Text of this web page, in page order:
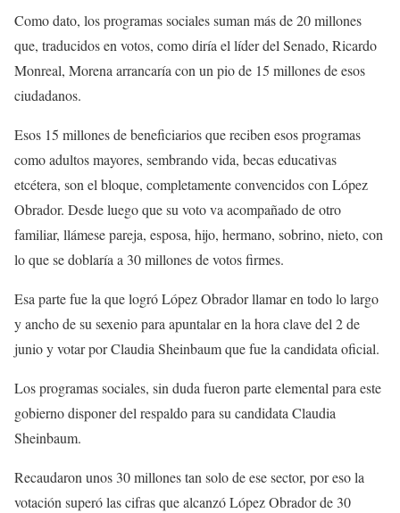
Como dato, los programas sociales suman más de 20 millones
que, traducidos en votos, como diría el líder del Senado, Ricardo
Monreal, Morena arrancaría con un pio de 15 millones de esos
ciudadanos.
Esos 15 millones de beneficiarios que reciben esos programas
como adultos mayores, sembrando vida, becas educativas
etcétera, son el bloque, completamente convencidos con López
Obrador. Desde luego que su voto va acompañado de otro
familiar, llámese pareja, esposa, hijo, hermano, sobrino, nieto, con
lo que se doblaría a 30 millones de votos firmes.
Esa parte fue la que logró López Obrador llamar en todo lo largo
y ancho de su sexenio para apuntalar en la hora clave del 2 de
junio y votar por Claudia Sheinbaum que fue la candidata oficial.
Los programas sociales, sin duda fueron parte elemental para este
gobierno disponer del respaldo para su candidata Claudia
Sheinbaum.
Recaudaron unos 30 millones tan solo de ese sector, por eso la
votación superó las cifras que alcanzó López Obrador de 30